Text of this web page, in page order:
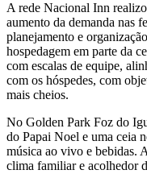
A rede Nacional Inn
aumento da demanda nas
planejamento e
hospedagem em parte da
com escalas de equipe,
com os hóspedes, com
mais cheios.
No Golden Park Foz do
do Papai Noel e uma ceia
música ao vivo e bebidas.
clima familiar e acolhedor